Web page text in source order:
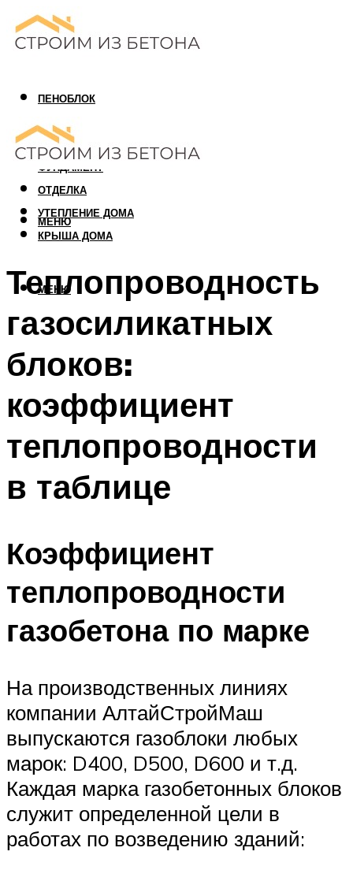
ПЕНОБЛОК
ГАЗОБЛОК
АРБОЛИТОВЫЙ БЛОК
ФУНДАМЕНТ
ОТДЕЛКА
УТЕПЛЕНИЕ ДОМА
КРЫША ДОМА
МЕНЮ
МЕНЮ
Теплопроводность
газосиликатных
блоков:
коэффициент
теплопроводности
в таблице
Коэффициент
теплопроводности
газобетона по марке
На производственных линиях
компании АлтайСтройМаш
выпускаются газоблоки любых
марок: D400, D500, D600 и т.д.
Каждая марка газобетонных блоков
служит определенной цели в
работах по возведению зданий: